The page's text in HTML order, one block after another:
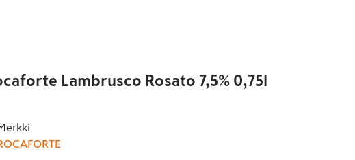
Lambrusco Rosato 7,5% 0,75l